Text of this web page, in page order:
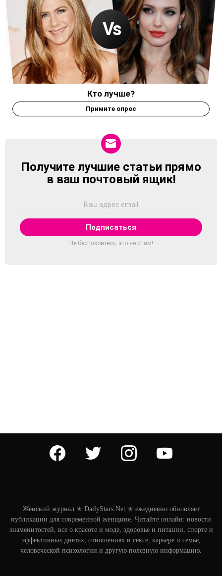
Кто лучше?
Примите опрос
NEWSLETTER
Получите лучшие статьи прямо
в ваш почтовый ящик!
Не беспокойтесь, это не спам!
facebook twitter instagram youtube
Женский журнал ✭ DailyStars.Net ✭ ежедневно обновляет
публикации для современной женщине. Читайте онлайн: новости
знаменитостей, все о красоте и моде, здоровье и питании, спорте и
эффективных диетах, отношениях и сексе, карьере и семье,
человеческой психологии и другую полезную информацию.